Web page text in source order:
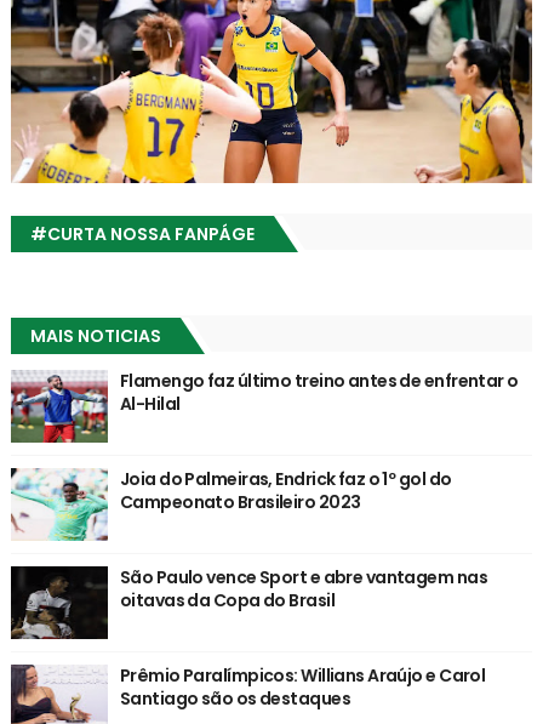
#CURTA NOSSA FANPÁGE
MAIS NOTICIAS
Flamengo faz último treino antes de enfrentar o
Al-Hilal
Joia do Palmeiras, Endrick faz o 1º gol do
Campeonato Brasileiro 2023
São Paulo vence Sport e abre vantagem nas
oitavas da Copa do Brasil
Prêmio Paralímpicos: Willians Araújo e Carol
Santiago são os destaques